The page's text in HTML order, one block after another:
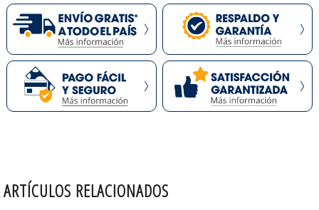
ARTÍCULOS RELACIONADOS